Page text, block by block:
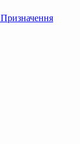
Призначення